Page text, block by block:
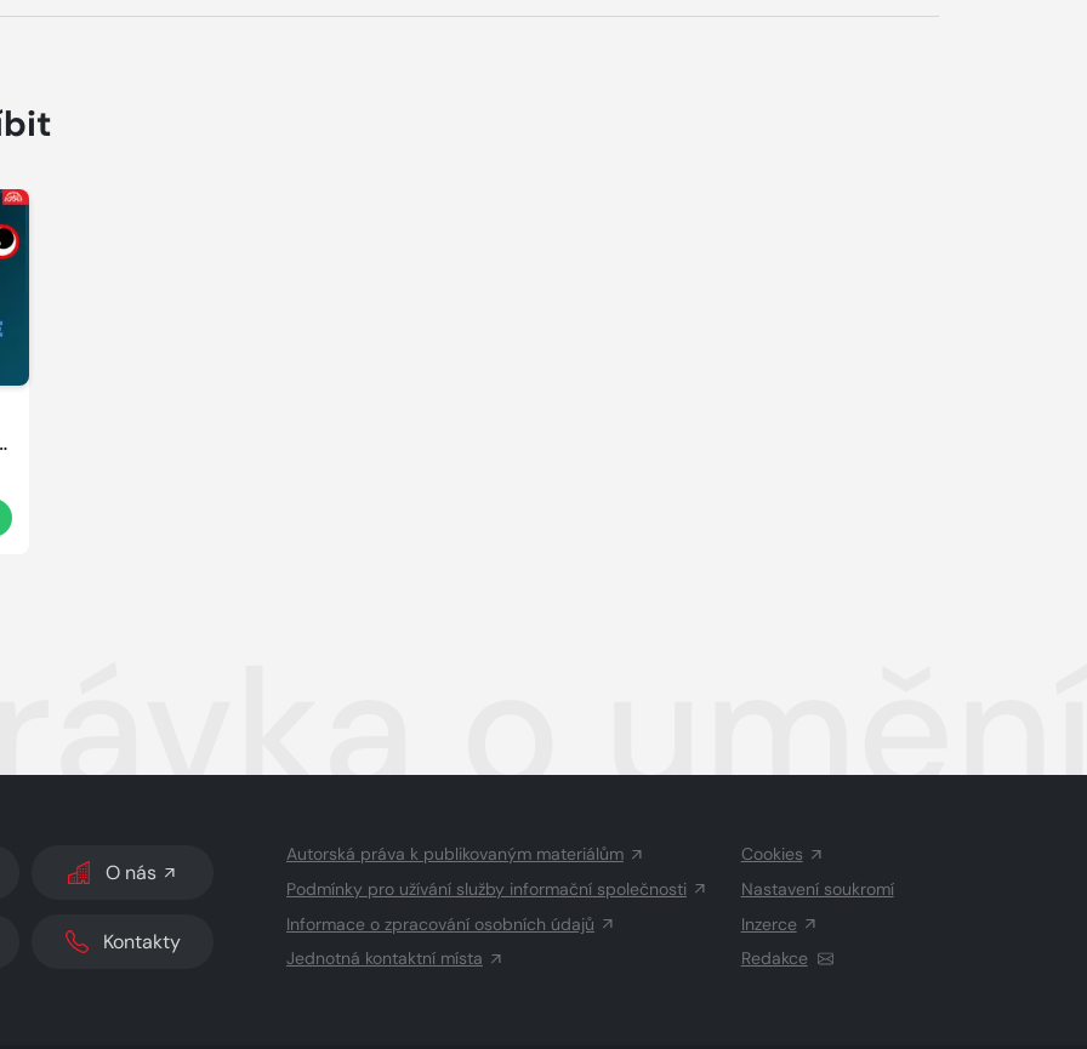
o
O nás
Kontakty
Autorská práva k publikovaným materiálům
Podmínky pro užívání služby informační společnosti
Informace o zpracování osobních údajů
Jednotná kontaktní místa
Cookies
Nastavení soukromí
Inzerce
Redakce